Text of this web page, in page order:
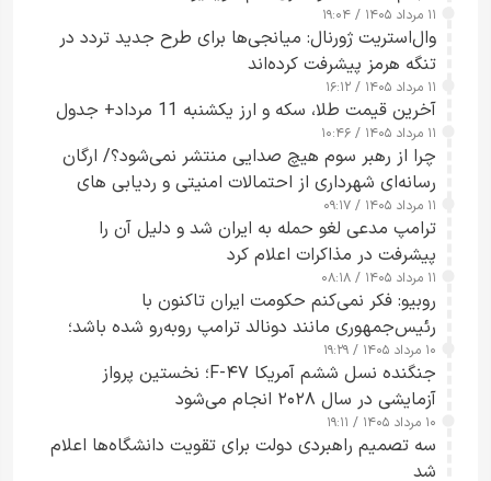
۱۱ مرداد ۱۴۰۵ / ۱۹:۰۴
وال‌استریت ژورنال: میانجی‌ها برای طرح جدید تردد در
تنگه هرمز پیشرفت کرده‌اند
۱۱ مرداد ۱۴۰۵ / ۱۶:۱۲
آخرین قیمت طلا، سکه و ارز یکشنبه 11 مرداد+ جدول
۱۱ مرداد ۱۴۰۵ / ۱۰:۴۶
چرا از رهبر سوم هیچ صدایی منتشر نمی‌شود؟/ ارگان
رسانه‌ای شهرداری از احتمالات امنیتی و ردیابی های
جاسوسی گفت
۱۱ مرداد ۱۴۰۵ / ۰۹:۱۷
ترامپ مدعی لغو حمله به ایران شد و دلیل آن را
پیشرفت در مذاکرات اعلام کرد
۱۱ مرداد ۱۴۰۵ / ۰۸:۱۸
روبیو: فکر نمی‌کنم حکومت ایران تاکنون با
رئیس‌جمهوری مانند دونالد ترامپ روبه‌رو شده باشد؛
کسی که واقعاً دست به اقدام می‌زند
۱۰ مرداد ۱۴۰۵ / ۱۹:۲۹
جنگنده نسل ششم آمریکا F-۴۷؛ نخستین پرواز
آزمایشی در سال ۲۰۲۸ انجام می‌شود
۱۰ مرداد ۱۴۰۵ / ۱۹:۱۱
سه تصمیم راهبردی دولت برای تقویت دانشگاه‌ها اعلام
شد